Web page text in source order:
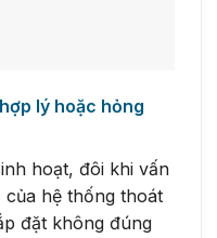
lý hoặc hỏng
hoạt, đôi khi vấn
hệ thống thoát
đặt không đúng